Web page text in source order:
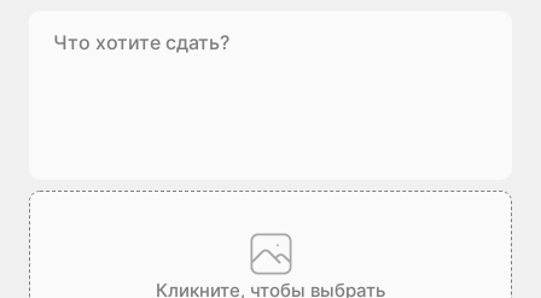
Кликните, чтобы выбрать